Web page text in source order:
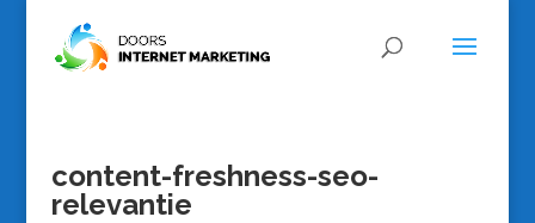
content-freshness-seo-
relevantie